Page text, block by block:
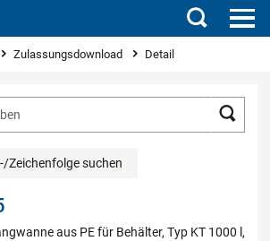
Suchen
Zulassungsdownload Detail
Zeichenfolge suchen
aus PE für Behälter, Typ KT 1000 l,